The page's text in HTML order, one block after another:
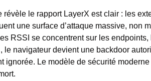
révèle le rapport LayerX est clair : les
une surface d’attaque massive, non
RSSI se concentrent sur les
le navigateur devient une backdoor
ignorée. Le modèle de sécurité